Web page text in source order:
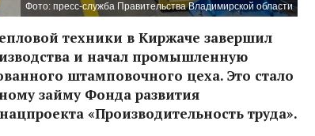
Фото: пресс-служба Правительства Владимирской области
техники в Киржаче завершил
и начал промышленную
штамповочного цеха. Это стало
займу Фонда развития
«Производительность труда».